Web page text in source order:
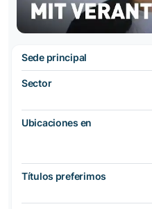
Sede principal
Sector
Ubicaciones en
Títulos preferimos